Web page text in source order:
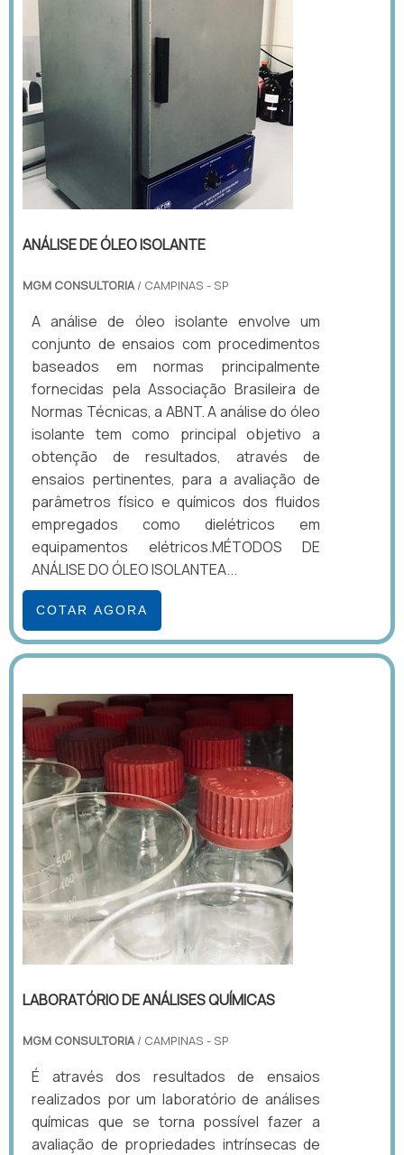
ANÁLISE DE ÓLEO ISOLANTE
MGM CONSULTORIA/ CAMPINAS - SP
A análise de óleo isolante envolve um
conjunto de ensaios com procedimentos
baseados em normas principalmente
fornecidas pela Associação Brasileira de
Normas Técnicas, a ABNT. A análise do óleo
isolante tem como principal objetivo a
obtenção de resultados, através de
ensaios pertinentes, para a avaliação de
parâmetros físico e químicos dos fluidos
empregados como dielétricos em
equipamentos elétricos.MÉTODOS DE
ANÁLISE DO ÓLEO ISOLANTEA...
COTAR AGORA
LABORATÓRIO DE ANÁLISES QUÍMICAS
MGM CONSULTORIA/ CAMPINAS - SP
É através dos resultados de ensaios
realizados por um laboratório de análises
químicas que se torna possível fazer a
avaliação de propriedades intrínsecas de